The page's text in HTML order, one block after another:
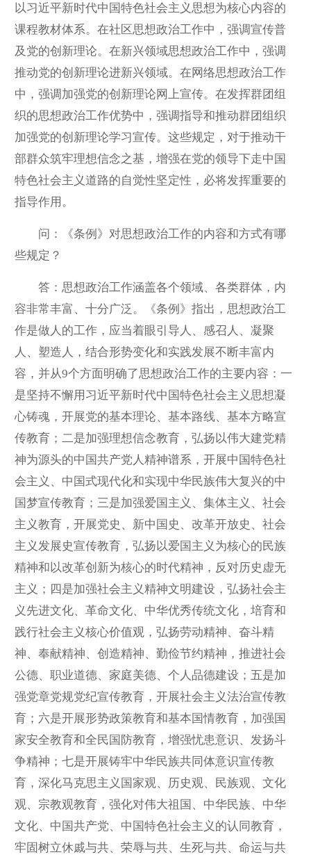
以习近平新时代中国特色社会主义思想为核心内容的
课程教材体系。在社区思想政治工作中，强调宣传普
及党的创新理论。在新兴领域思想政治工作中，强调
推动党的创新理论进新兴领域。在网络思想政治工作
中，强调加强党的创新理论网上宣传。在发挥群团组
织的思想政治工作优势中，强调指导和推动群团组织
加强党的创新理论学习宣传。这些规定，对于推动干
部群众筑牢理想信念之基，增强在党的领导下走中国
特色社会主义道路的自觉性坚定性，必将发挥重要的
指导作用。
问：《条例》对思想政治工作的内容和方式有哪
些规定？
答：思想政治工作涵盖各个领域、各类群体，内
容非常丰富、十分广泛。《条例》指出，思想政治工
作是做人的工作，应当着眼引导人、感召人、凝聚
人、塑造人，结合形势变化和实践发展不断丰富内
容，并从9个方面明确了思想政治工作的主要内容：一
是坚持不懈用习近平新时代中国特色社会主义思想凝
心铸魂，开展党的基本理论、基本路线、基本方略宣
传教育；二是加强理想信念教育，弘扬以伟大建党精
神为源头的中国共产党人精神谱系，开展中国特色社
会主义、中国式现代化和实现中华民族伟大复兴的中
国梦宣传教育；三是加强爱国主义、集体主义、社会
主义教育，开展党史、新中国史、改革开放史、社会
主义发展史宣传教育，弘扬以爱国主义为核心的民族
精神和以改革创新为核心的时代精神，反对历史虚无
主义；四是加强社会主义精神文明建设，弘扬社会主
义先进文化、革命文化、中华优秀传统文化，培育和
践行社会主义核心价值观，弘扬劳动精神、奋斗精
神、奉献精神、创造精神、勤俭节约精神，推进社会
公德、职业道德、家庭美德、个人品德建设；五是加
强党章党规党纪宣传教育，开展社会主义法治宣传教
育；六是开展形势政策教育和基本国情教育，加强国
家安全教育和全民国防教育，增强忧患意识、发扬斗
争精神；七是开展铸牢中华民族共同体意识宣传教
育，深化马克思主义国家观、历史观、民族观、文化
观、宗教观教育，强化对伟大祖国、中华民族、中华
文化、中国共产党、中国特色社会主义的认同教育，
牢固树立休戚与共、荣辱与共、生死与共、命运与共